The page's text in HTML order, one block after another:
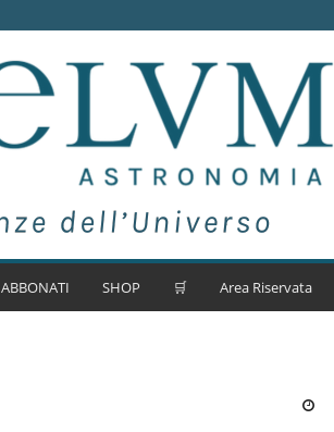
ABBONATI SHOP 🛒 Area Riservata